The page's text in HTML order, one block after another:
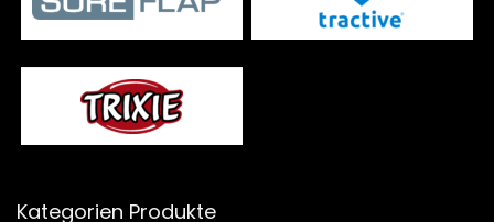
Kategorien Produkte